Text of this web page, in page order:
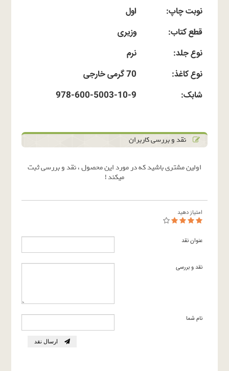
نوبت چاپ:
اول
قطع کتاب:
وزیری
نوع جلد:
نرم
نوع کاغذ:
70 گرمی خارجی
شابک:
978-600-5003-10-9
نقد و بررسی کاربران
اولین مشتری باشید که در مورد این محصول ، نقد و بررسی ثبت
میکند !
امتیاز دهید
عنوان نقد
نقد و بررسی
نام شما
ارسال نقد